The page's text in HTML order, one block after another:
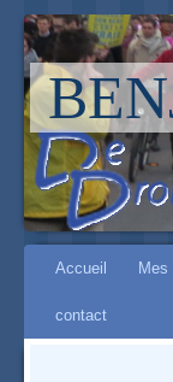
Aller à :
navigation
Accueil Mes
contact